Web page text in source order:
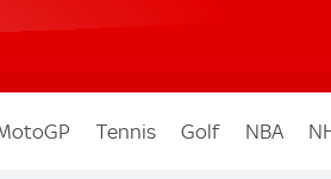
Tennis Golf NBA